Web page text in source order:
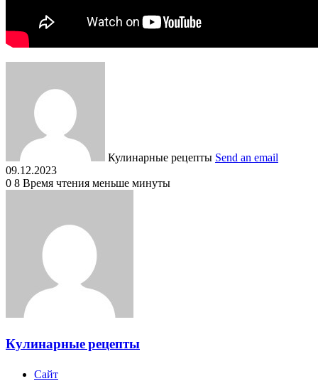
Кулинарные рецепты Send an email
09.12.2023
0 8 Время чтения меньше минуты
Кулинарные рецепты
Сайт